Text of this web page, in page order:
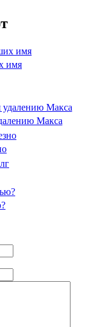
имя
Макса